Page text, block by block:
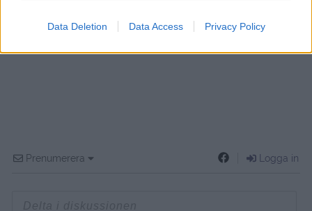
Data Deletion Data Access Privacy Policy
Prenumerera Logga in